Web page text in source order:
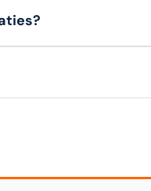
Bekijk onze
bovenaan.